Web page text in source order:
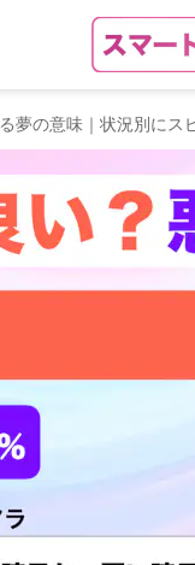
夢の意味｜状況別にス